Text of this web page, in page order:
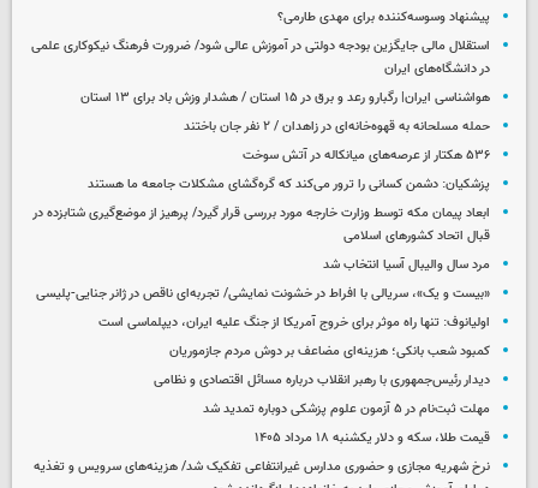
پیشنهاد وسوسه‌کننده برای مهدی طارمی؟
استقلال مالی جایگزین بودجه دولتی در آموزش عالی شود/ ضرورت فرهنگ نیکوکاری علمی
در دانشگاه‌های ایران
هواشناسی ایران| رگبارو رعد و برق در ۱۵ استان / هشدار وزش باد برای ۱۳ استان‌
حمله مسلحانه به قهوه‌خانه‌ای در زاهدان / ۲ نفر جان باختند
۵۳۶ هکتار از عرصه‌های میانکاله در آتش سوخت
پزشکیان: دشمن کسانی را ترور می‌کند که گره‌گشای مشکلات جامعه ما هستند
ابعاد پیمان مکه توسط وزارت خارجه مورد بررسی قرار گیرد/ پرهیز از موضع‌گیری شتابزده در
قبال اتحاد کشورهای اسلامی
مرد سال والیبال آسیا انتخاب شد
«بیست و یک»، سریالی با افراط در خشونت نمایشی/ تجربه‌ای ناقص در ژانر جنایی-پلیسی
اولیانوف: تنها راه موثر برای خروج آمریکا از جنگ علیه ایران، دیپلماسی است
کمبود شعب بانکی؛ هزینه‌ای مضاعف بر دوش مردم جازموریان
دیدار رئیس‌جمهوری با رهبر انقلاب درباره مسائل اقتصادی و نظامی
مهلت ثبت‌نام در ۵ آزمون علوم پزشکی دوباره تمدید شد
قیمت طلا، سکه و دلار یکشنبه ۱۸ مرداد ۱۴۰۵
نرخ شهریه مجازی و حضوری مدارس غیرانتفاعی تفکیک شد/ هزینه‌های سرویس و تغذیه